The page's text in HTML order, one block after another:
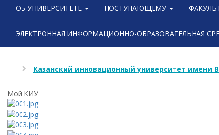
ОБ УНИВЕРСИТЕТЕ ПОСТУПАЮЩЕМУ
ЭЛЕКТРОННАЯ ИНФОРМАЦИОННО-ОБРАЗОВАТЕЛЬНАЯ
Казанский инновационный университет имени
Мой КИУ